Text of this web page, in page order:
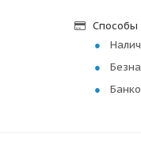
Способы